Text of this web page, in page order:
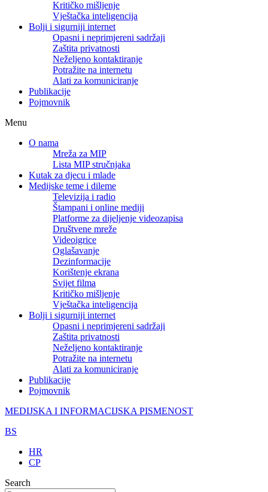
Kritičko mišljenje
Vještačka inteligencija
Bolji i sigurniji internet
Opasni i neprimjereni sadržaji
Zaštita privatnosti
Neželjeno kontaktiranje
Potražite na internetu
Alati za komuniciranje
Publikacije
Pojmovnik
Menu
O nama
Mreža za MIP
Lista MIP stručnjaka
Kutak za djecu i mlade
Medijske teme i dileme
Televizija i radio
Štampani i online mediji
Platforme za dijeljenje videozapisa
Društvene mreže
Videoigrice
Oglašavanje
Dezinformacije
Korištenje ekrana
Svijet filma
Kritičko mišljenje
Vještačka inteligencija
Bolji i sigurniji internet
Opasni i neprimjereni sadržaji
Zaštita privatnosti
Neželjeno kontaktiranje
Potražite na internetu
Alati za komuniciranje
Publikacije
Pojmovnik
MEDIJSKA I INFORMACIJSKA PISMENOST
BS
HR
CP
Search